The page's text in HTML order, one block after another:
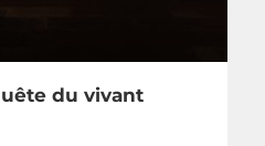
du vivant